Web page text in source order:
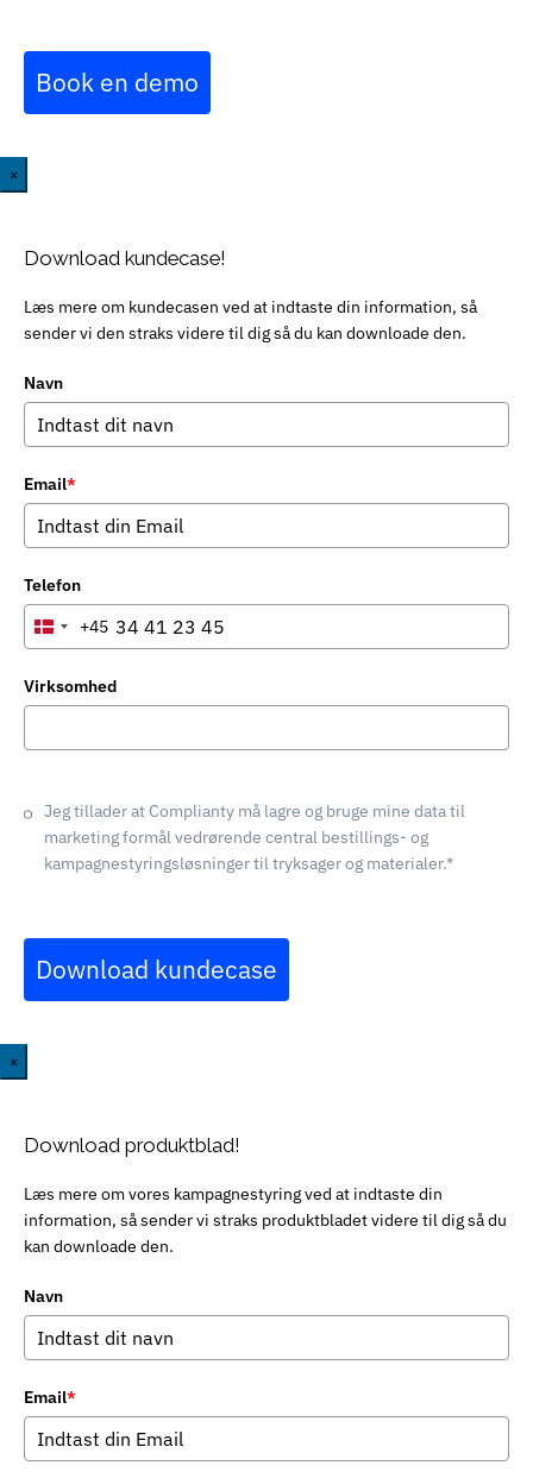
Book en demo
×
Download kundecase!
Læs mere om kundecasen ved at indtaste din information, så
sender vi den straks videre til dig så du kan downloade den.
Navn
Email*
Telefon
Denmark
+45
Virksomhed
Jeg tillader at Complianty må lagre og bruge mine data til
marketing formål vedrørende central bestillings- og
kampagnestyringsløsninger til tryksager og materialer.*
Download kundecase
×
Download produktblad!
Læs mere om vores kampagnestyring ved at indtaste din
information, så sender vi straks produktbladet videre til dig så du
kan downloade den.
Navn
Email*